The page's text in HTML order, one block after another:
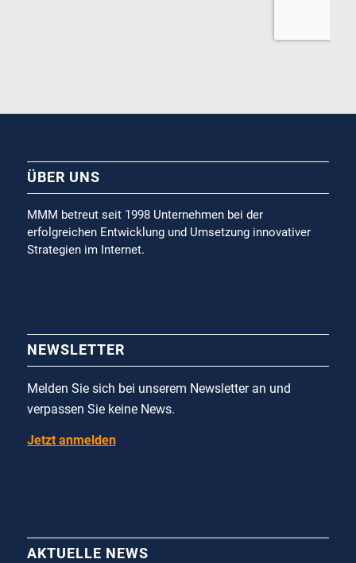
ÜBER UNS
MMM betreut seit 1998 Unternehmen bei der
erfolgreichen Entwicklung und Umsetzung innovativer
Strategien im Internet.
NEWSLETTER
Melden Sie sich bei unserem Newsletter an und
verpassen Sie keine News.
Jetzt anmelden
AKTUELLE NEWS